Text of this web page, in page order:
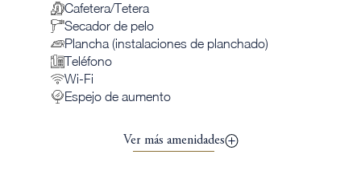
Cafetera/Tetera
Secador de pelo
Plancha (instalaciones de planchado)
Teléfono
Wi-Fi
Espejo de aumento
Ver más amenidades